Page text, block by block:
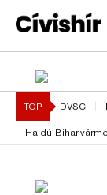
TOP DVSC
Hajdú-Bihar